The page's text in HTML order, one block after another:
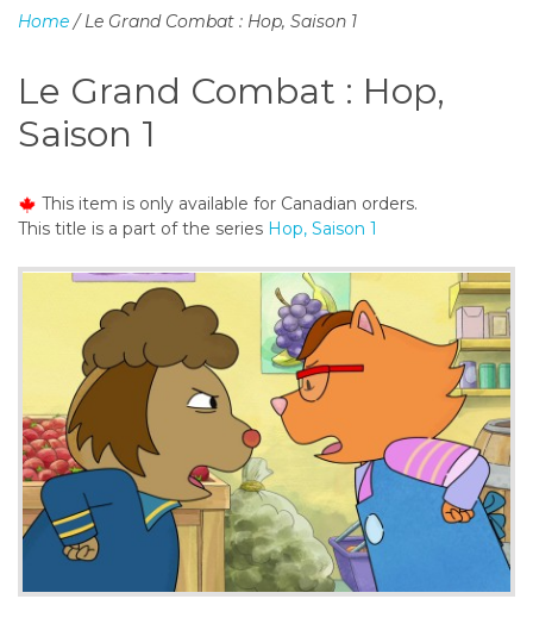
k
c
t
e
n
Home / Le Grand Combat : Hop, Saison 1
Le Grand Combat : Hop,
Saison 1
This item is only available for Canadian orders.
This title is a part of the series Hop, Saison 1